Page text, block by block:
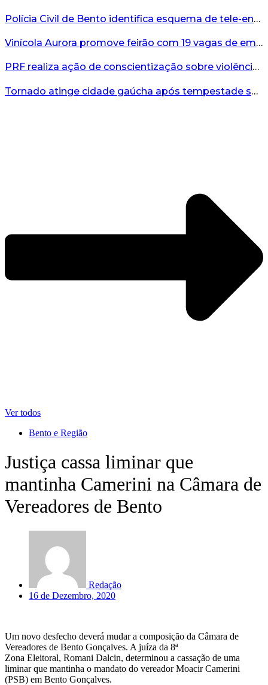
Polícia Civil de Bento identifica esquema de tele-entrega de drogas comandado de dentro de presídio...
Vinícola Aurora promove feirão com 19 vagas de emprego em Bento Gonçalves...
PRF realiza ação de conscientização sobre violência contra a mulher durante o Agosto Lilás...
Tornado atinge cidade gaúcha após tempestade severa...
Ver todos
Bento e Região
Justiça cassa liminar que
mantinha Camerini na Câmara de
Vereadores de Bento
Redação
16 de Dezembro, 2020
Um novo desfecho deverá mudar a composição da Câmara de
Vereadores de Bento Gonçalves. A juíza da 8ª
Zona Eleitoral, Romani Dalcin, determinou a cassação de uma
liminar que mantinha o mandato do vereador Moacir Camerini
(PSB) em Bento Gonçalves.